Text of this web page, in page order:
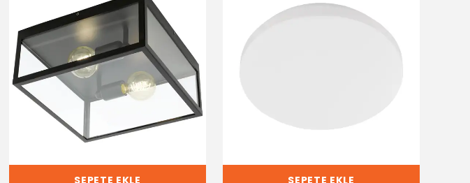
SEPETE EKLE SEPETE EKLE